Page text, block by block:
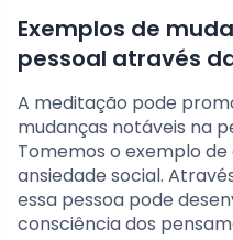
Exemplos de
pessoal através
A meditação pode
mudanças notáveis na
Tomemos o exemplo
ansiedade social.
essa pessoa pode
consciência dos